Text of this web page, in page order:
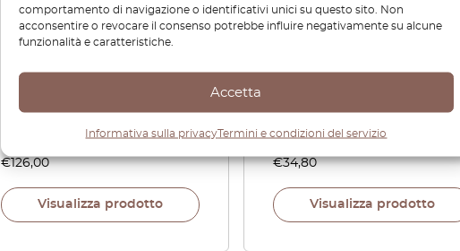
comportamento di navigazione o identificativi unici su questo sito. Non
acconsentire o revocare il consenso potrebbe influire negativamente su alcune
funzionalità e caratteristiche.
Accetta
Informativa sulla privacyTermini e condizioni del servizio
hardtop – Stabile e mobile
€126,00
Visualizza prodotto
Adjuster Screw Repair Kit Set
€34,80
Visualizza prodotto